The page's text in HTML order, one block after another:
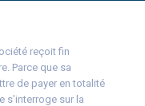
reçoit fin
Parce que sa
de payer en totalité
s’interroge sur la